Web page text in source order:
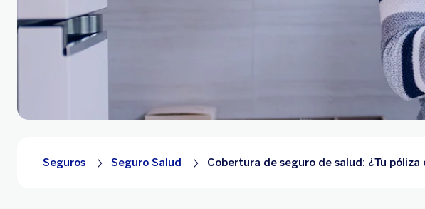
Seguros Seguro Salud Cobertura de seguro de salud: ¿Tu